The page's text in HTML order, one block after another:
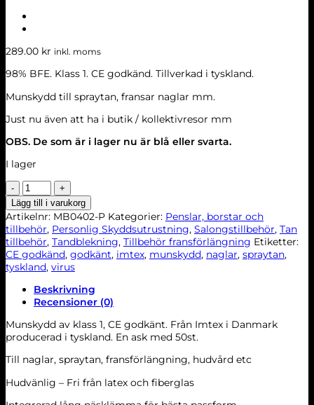
289.00 kr inkl. moms
98% BFE. Klass 1. CE godkänd. Tillverkad i tyskland.
Munskydd till spraytan, fransar naglar mm.
Just nu även att ha i butik / kollektivresor mm
OBS. De som är i lager nu är blå eller svarta.
I lager
Munskydd
50-
pack
mängd
Lägg till i varukorg
Artikelnr: MB0402-P Kategorier: Penslar, borstar och
tillbehör, Personlig Skyddsutrustning, Salongstillbehör, Tan
tillbehör, Tandblekning, Tillbehör fransförlängning Etiketter:
CE godkänd, godkänt, imtex, munskydd, naglar, spraytan,
tyskland, virus
Beskrivning
Recensioner (0)
Munskydd av klass 1, CE godkänt. Från Imtex i Danmark
producerad i tyskland. En ask med 50st.
Till naglar, spraytan, fransförlängning, hudvård etc
Hudvänlig – Fri från latex och fiberglas